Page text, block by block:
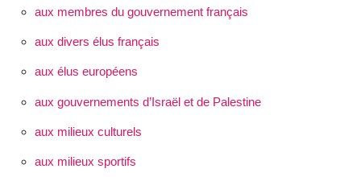
aux membres du gouvernement français
aux divers élus français
aux élus européens
aux gouvernements d’Israël et de Palestine
aux milieux culturels
aux milieux sportifs